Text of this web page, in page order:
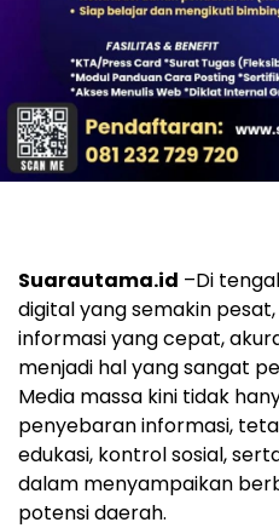
Suarautama.id –Di
digital yang semakin
informasi yang cepat,
menjadi hal yang sangat
Media massa kini tidak
penyebaran informasi,
edukasi, kontrol sosial,
dalam menyampaikan
potensi daerah.